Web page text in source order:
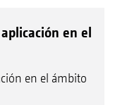
en el
en el ámbito